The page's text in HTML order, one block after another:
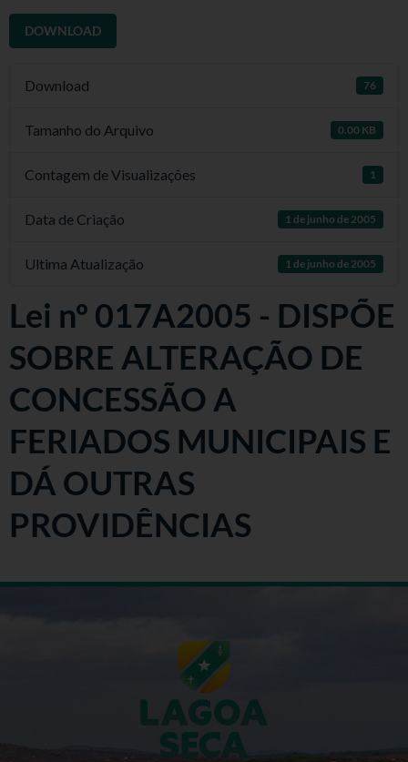
DOWNLOAD
Download 76
Tamanho do Arquivo 0.00 KB
Contagem de Visualizações 1
Data de Criação 1 de junho de 2005
Ultima Atualização 1 de junho de 2005
Lei nº 017A2005 - DISPÕE
SOBRE ALTERAÇÃO DE
CONCESSÃO A
FERIADOS MUNICIPAIS E
DÁ OUTRAS
PROVIDÊNCIAS